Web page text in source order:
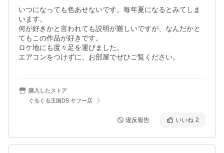
いつになっても色あせないです。毎年夏になるとみてしま
います。
何が好きかと言われても説明が難しいですが、なんだかと
てもこの作品が好きです。
ロケ地にも度々足を運びました。
エアコンをつけずに、お部屋でぜひご覧ください。
購入したストア
ぐるぐる王国DS ヤフー店
違反報告 いいね 2